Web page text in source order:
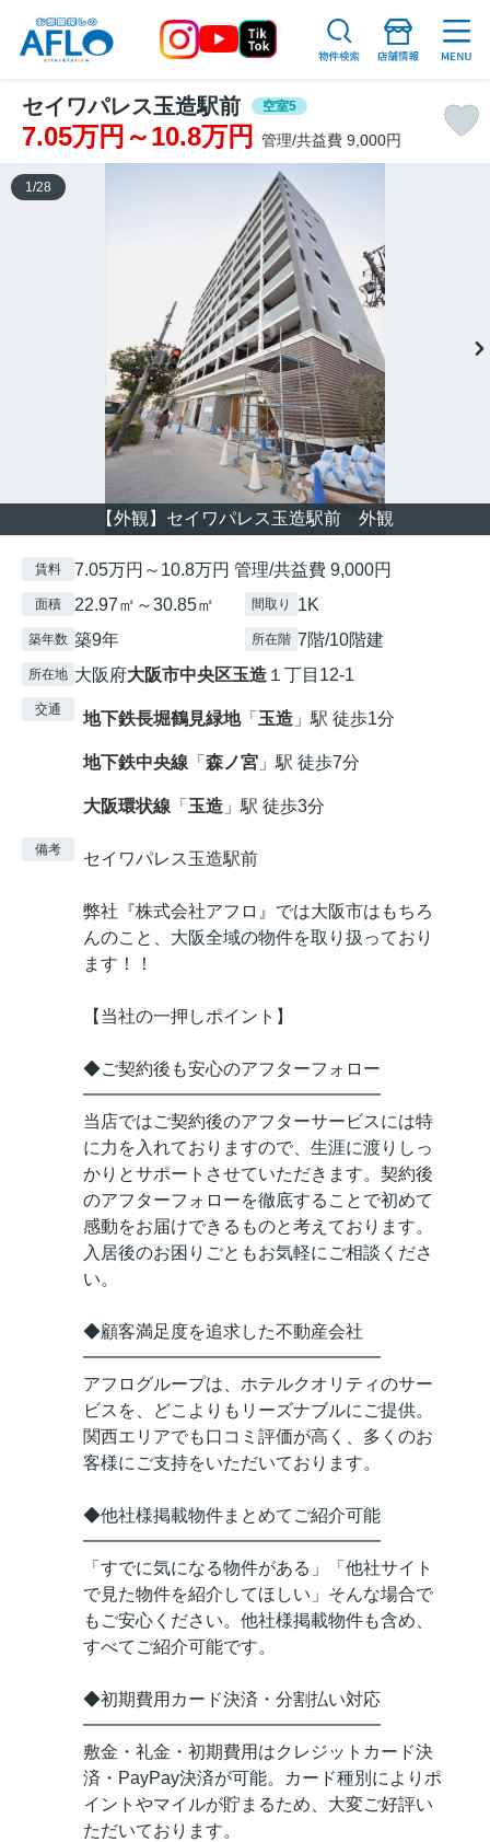
セイワパレス玉造駅前 空室5
7.05万円～10.8万円 管理/共益費 9,000円
【外観】セイワパレス玉造駅前 外観
1 /28
賃料 7.05万円～10.8万円 管理/共益費 9,000円
面積 22.97㎡～30.85㎡ 間取り 1K
築年数 築9年 所在階 7階/10階建
所在地 大阪府大阪市中央区玉造 １丁目12-1
交通 地下鉄長堀鶴見緑地「 玉造 」駅 徒歩1分
地下鉄中央線 「 森ノ宮 」駅 徒歩7分
大阪環状線 「 玉造 」駅 徒歩3分
備考 セイワパレス玉造駅前
弊社『株式会社アフロ』では大阪市はもちろ
んのこと、大阪全域の物件を取り扱っており
ます！！
【当社の一押しポイント】
◆ご契約後も安心のアフターフォロー
━━━━━━━━━━━━━━━━━
当店ではご契約後のアフターサービスには特
に力を入れておりますので、生涯に渡りしっ
かりとサポートさせていただきます。契約後
のアフターフォローを徹底することで初めて
感動をお届けできるものと考えております。
入居後のお困りごともお気軽にご相談くださ
い。
◆顧客満足度を追求した不動産会社
━━━━━━━━━━━━━━━━━
アフログループは、ホテルクオリティのサー
ビスを、どこよりもリーズナブルにご提供。
関西エリアでも口コミ評価が高く、多くのお
客様にご支持をいただいております。
◆他社様掲載物件まとめてご紹介可能
━━━━━━━━━━━━━━━━━
「すでに気になる物件がある」「他社サイト
で見た物件を紹介してほしい」そんな場合で
もご安心ください。他社様掲載物件も含め、
すべてご紹介可能です。
◆初期費用カード決済・分割払い対応
━━━━━━━━━━━━━━━━━
敷金・礼金・初期費用はクレジットカード決
済・PayPay決済が可能。カード種別によりポ
イントやマイルが貯まるため、大変ご好評い
ただいております。